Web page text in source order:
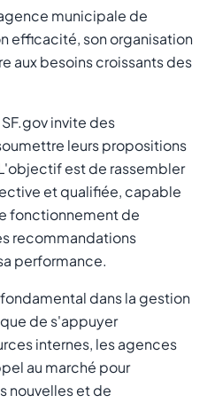
municipale de
efficacité, son organisation
aux besoins croissants des
invite des
leurs propositions
est de rassembler
et qualifiée, capable
fonctionnement de
recommandations
performance.
dans la gestion
de s'appuyer
internes, les agences
au marché pour
nouvelles et de